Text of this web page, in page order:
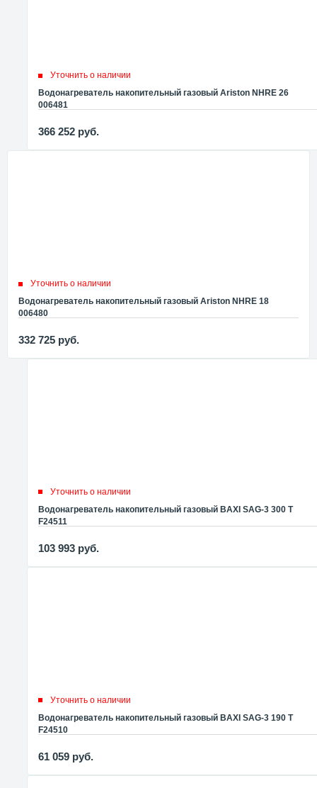
Уточнить о наличии
Водонагреватель накопительный газовый Ariston NHRE 26
006481
366 252 руб.
Уточнить о наличии
Водонагреватель накопительный газовый Ariston NHRE 18
006480
332 725 руб.
Уточнить о наличии
Водонагреватель накопительный газовый BAXI SAG-3 300 T
F24511
103 993 руб.
Уточнить о наличии
Водонагреватель накопительный газовый BAXI SAG-3 190 T
F24510
61 059 руб.